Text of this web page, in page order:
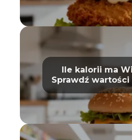
Ile kalorii ma
Sprawdź